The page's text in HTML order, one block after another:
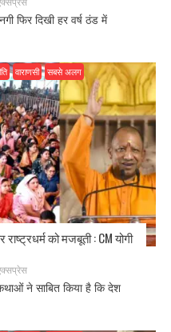
फिर दिखी हर वर्ष ठंड में
वाराणसी सबसे अलग
को मजबूती : CM योगी
ने साबित किया है कि देश